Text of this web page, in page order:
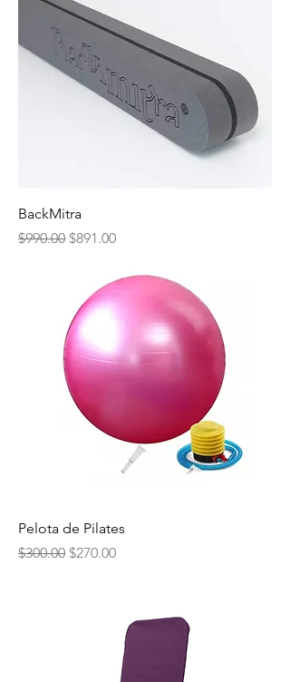
BackMitra
Precio
$990.00 Precio de oferta
$891.00
Pelota de Pilates
Precio
$300.00 Precio de oferta
$270.00